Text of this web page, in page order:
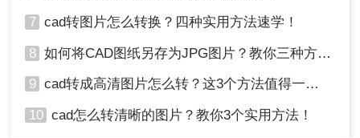
7 cad转图片怎么转换？四种实用方法速学！
8 如何将CAD图纸另存为JPG图片？教你三种方法轻松搞定！
9 cad转成高清图片怎么转？这3个方法值得一试！
10 cad怎么转清晰的图片？教你3个实用方法！